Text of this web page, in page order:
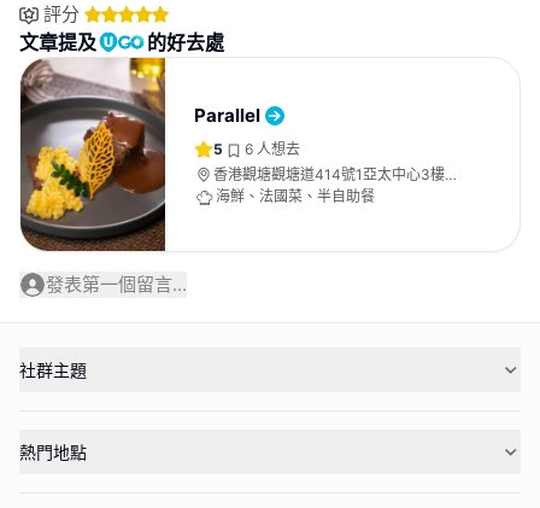
評分
文章提及 的好去處
Parallel
5 6 人想去
香港觀塘觀塘道414號1亞太中心3樓
302號舖
海鮮、法國菜、半自助餐
發表第一個留言...
社群主題
熱門地點